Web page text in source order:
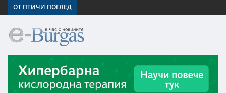
ОТ ПТИЧИ ПОГЛЕД